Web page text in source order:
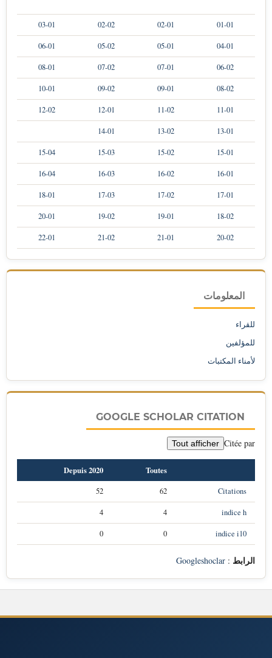
01-01
02-01
02-02
03-01
04-01
05-01
05-02
06-01
06-02
07-01
07-02
08-01
08-02
09-01
09-02
10-01
11-01
11-02
12-01
12-02
13-01
13-02
14-01
15-01
15-02
15-03
15-04
16-01
16-02
16-03
16-04
17-01
17-02
17-03
18-01
18-02
19-01
19-02
20-01
20-02
21-01
21-02
22-01
المعلومات
للقراء
للمؤلفين
لأمناء المكتبات
GOOGLE SCHOLAR CITATION
Citée par
Tout afficher
Toutes
Depuis 2020
Citations
62
52
indice h
4
4
indice i10
0
0
الرابط :
Googleshoclar